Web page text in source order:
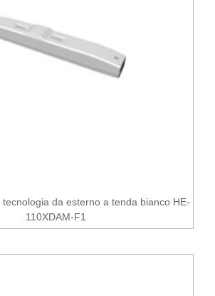
da esterno a tenda bianco HE-
110XDAM-F1